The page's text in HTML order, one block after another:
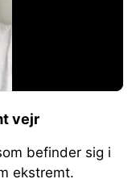
vejr
befinder sig i
ekstremt.